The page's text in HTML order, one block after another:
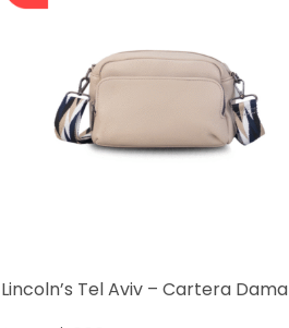
Lincoln’s Tel Aviv – Cartera Dama